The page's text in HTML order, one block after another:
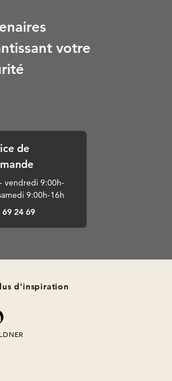
votre
de
vendredi 9:00h-
9:00h-16h
69 24 69
d'inspiration